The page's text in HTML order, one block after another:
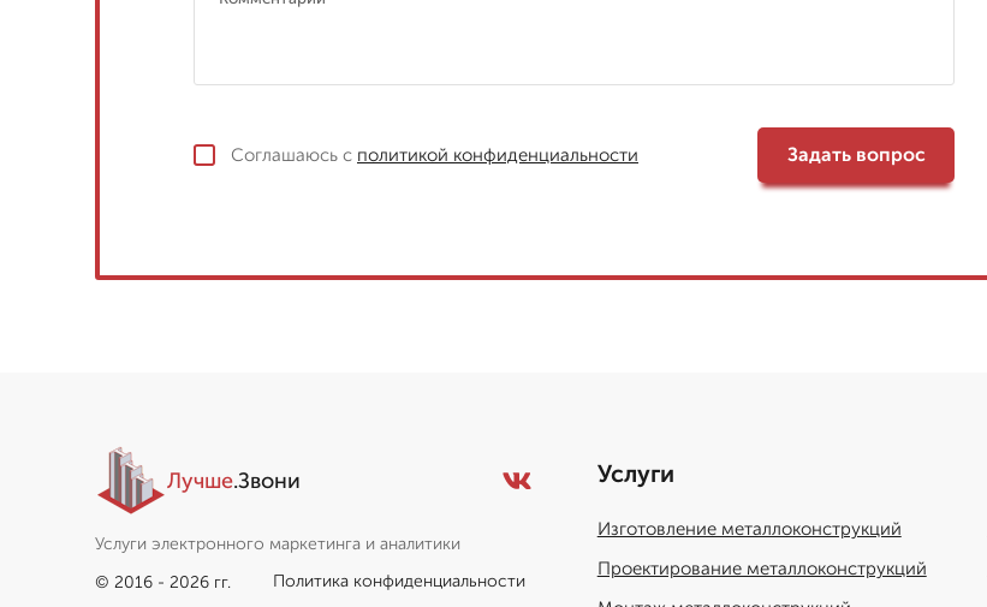
Соглашаюсь с политикой конфиденциальности Задать вопрос
Лучше.Звони
Услуги электронного маркетинга и аналитики
© 2016 - 2026 гг.
Политика конфиденциальности
Услуги
Изготовление металлоконструкций
Проектирование металлоконструкций